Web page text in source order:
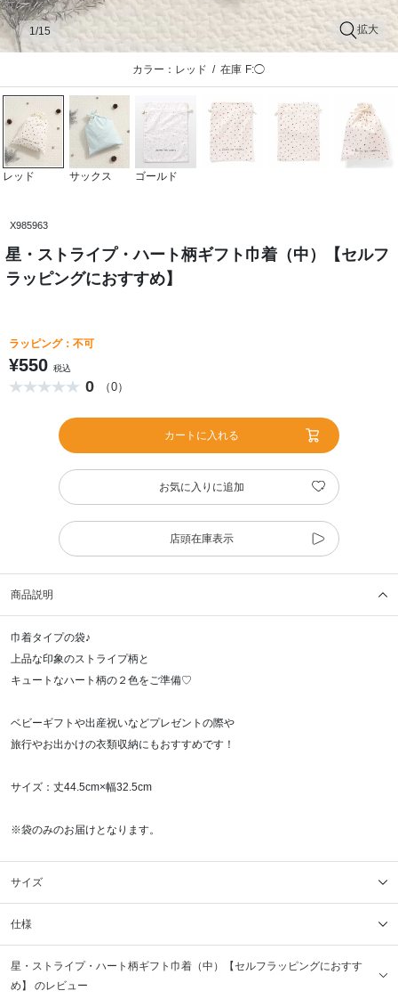
拡大
1 /15
カラー：レッド / 在庫 F:◯
レッド サックス ゴールド
X985963
星・ストライプ・ハート柄ギフト巾着（中）【セルフ
ラッピングにおすすめ】
ラッピング：不可
¥550 税込
0 （0）
カートに入れる
お気に入りに追加
店頭在庫表示
商品説明
巾着タイプの袋♪
上品な印象のストライプ柄と
キュートなハート柄の２色をご準備♡
ベビーギフトや出産祝いなどプレゼントの際や
旅行やお出かけの衣類収納にもおすすめです！
サイズ：丈44.5cm×幅32.5cm
※袋のみのお届けとなります。
サイズ
仕様
星・ストライプ・ハート柄ギフト巾着（中）【セルフラッピングにおすす
め】 のレビュー